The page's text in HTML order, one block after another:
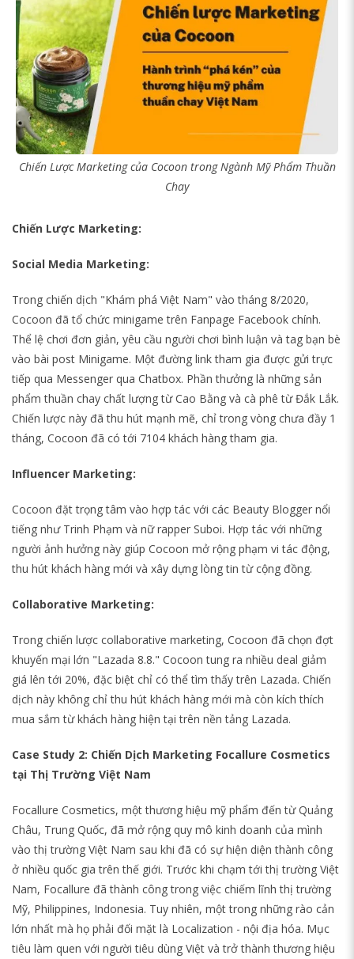
Chiến Lược Marketing của Cocoon trong Ngành Mỹ Phẩm Thuần
Chay
Chiến Lược Marketing:
Social Media Marketing:
Trong chiến dịch "Khám phá Việt Nam" vào tháng 8/2020,
Cocoon đã tổ chức minigame trên Fanpage Facebook chính.
Thể lệ chơi đơn giản, yêu cầu người chơi bình luận và tag bạn bè
vào bài post Minigame. Một đường link tham gia được gửi trực
tiếp qua Messenger qua Chatbox. Phần thưởng là những sản
phẩm thuần chay chất lượng từ Cao Bằng và cà phê từ Đắk Lắk.
Chiến lược này đã thu hút mạnh mẽ, chỉ trong vòng chưa đầy 1
tháng, Cocoon đã có tới 7104 khách hàng tham gia.
Influencer Marketing:
Cocoon đặt trọng tâm vào hợp tác với các Beauty Blogger nổi
tiếng như Trinh Phạm và nữ rapper Suboi. Hợp tác với những
người ảnh hưởng này giúp Cocoon mở rộng phạm vi tác động,
thu hút khách hàng mới và xây dựng lòng tin từ cộng đồng.
Collaborative Marketing:
Trong chiến lược collaborative marketing, Cocoon đã chọn đợt
khuyến mại lớn "Lazada 8.8." Cocoon tung ra nhiều deal giảm
giá lên tới 20%, đặc biệt chỉ có thể tìm thấy trên Lazada. Chiến
dịch này không chỉ thu hút khách hàng mới mà còn kích thích
mua sắm từ khách hàng hiện tại trên nền tảng Lazada.
Case Study 2: Chiến Dịch Marketing Focallure Cosmetics
tại Thị Trường Việt Nam
Focallure Cosmetics, một thương hiệu mỹ phẩm đến từ Quảng
Châu, Trung Quốc, đã mở rộng quy mô kinh doanh của mình
vào thị trường Việt Nam sau khi đã có sự hiện diện thành công
ở nhiều quốc gia trên thế giới. Trước khi chạm tới thị trường Việt
Nam, Focallure đã thành công trong việc chiếm lĩnh thị trường
Mỹ, Philippines, Indonesia. Tuy nhiên, một trong những rào cản
lớn nhất mà họ phải đối mặt là Localization - nội địa hóa. Mục
tiêu làm quen với người tiêu dùng Việt và trở thành thương hiệu